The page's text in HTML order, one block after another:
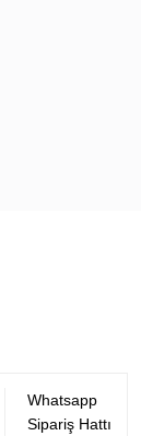
Whatsapp
Sipariş Hattı